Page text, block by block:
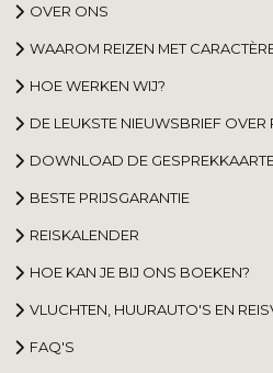
OVER ONS
WAAROM REIZEN MET
HOE WERKEN WIJ?
DE LEUKSTE NIEUWSBRIEF OVER
DOWNLOAD DE
BESTE PRIJSGARANTIE
REISKALENDER
HOE KAN JE BIJ ONS BOEKEN?
VLUCHTEN, HUURAUTO'S EN
FAQ'S